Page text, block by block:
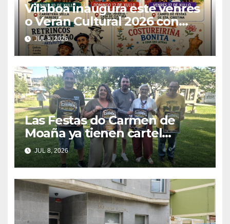
Vilaboa inaugura este venres
o Verán Cultural 2026 con
teatro, música, cine e
tradición
JUL 8, 2026
Las Festas do Carmen de
Moaña ya tienen cartel
musical y hacen un
llamamiento a la colaboración
vecinal
JUL 8, 2026